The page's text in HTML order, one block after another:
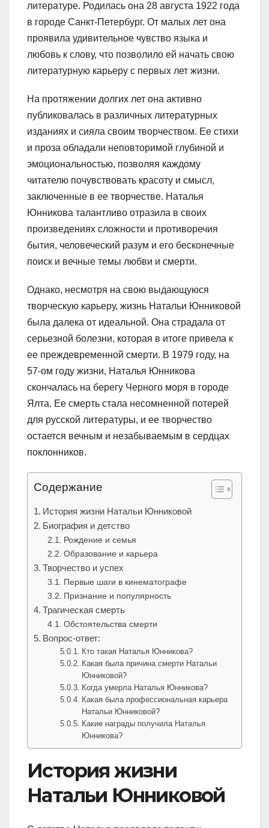
литературе. Родилась она 28 августа 1922 года
в городе Санкт-Петербург. От малых лет она
проявила удивительное чувство языка и
любовь к слову, что позволило ей начать свою
литературную карьеру с первых лет жизни.
На протяжении долгих лет она активно
публиковалась в различных литературных
изданиях и сияла своим творчеством. Ее стихи
и проза обладали неповторимой глубиной и
эмоциональностью, позволяя каждому
читателю почувствовать красоту и смысл,
заключенные в ее творчестве. Наталья
Юнникова талантливо отразила в своих
произведениях сложности и противоречия
бытия, человеческий разум и его бесконечные
поиск и вечные темы любви и смерти.
Однако, несмотря на свою выдающуюся
творческую карьеру, жизнь Натальи Юнниковой
была далека от идеальной. Она страдала от
серьезной болезни, которая в итоге привела к
ее преждевременной смерти. В 1979 году, на
57-ом году жизни, Наталья Юнникова
скончалась на берегу Черного моря в городе
Ялта. Ее смерть стала несомненной потерей
для русской литературы, и ее творчество
остается вечным и незабываемым в сердцах
поклонников.
Содержание
История жизни Натальи Юнниковой
Биография и детство
Рождение и семья
Образование и карьера
Творчество и успех
Первые шаги в кинематографе
Признание и популярность
Трагическая смерть
Обстоятельства смерти
Вопрос-ответ:
Кто такая Наталья Юнникова?
Какая была причина смерти Натальи
Юнниковой?
Когда умерла Наталья Юнникова?
Какая была профессиональная карьера
Натальи Юнниковой?
Какие награды получила Наталья
Юнникова?
История жизни
Натальи Юнниковой